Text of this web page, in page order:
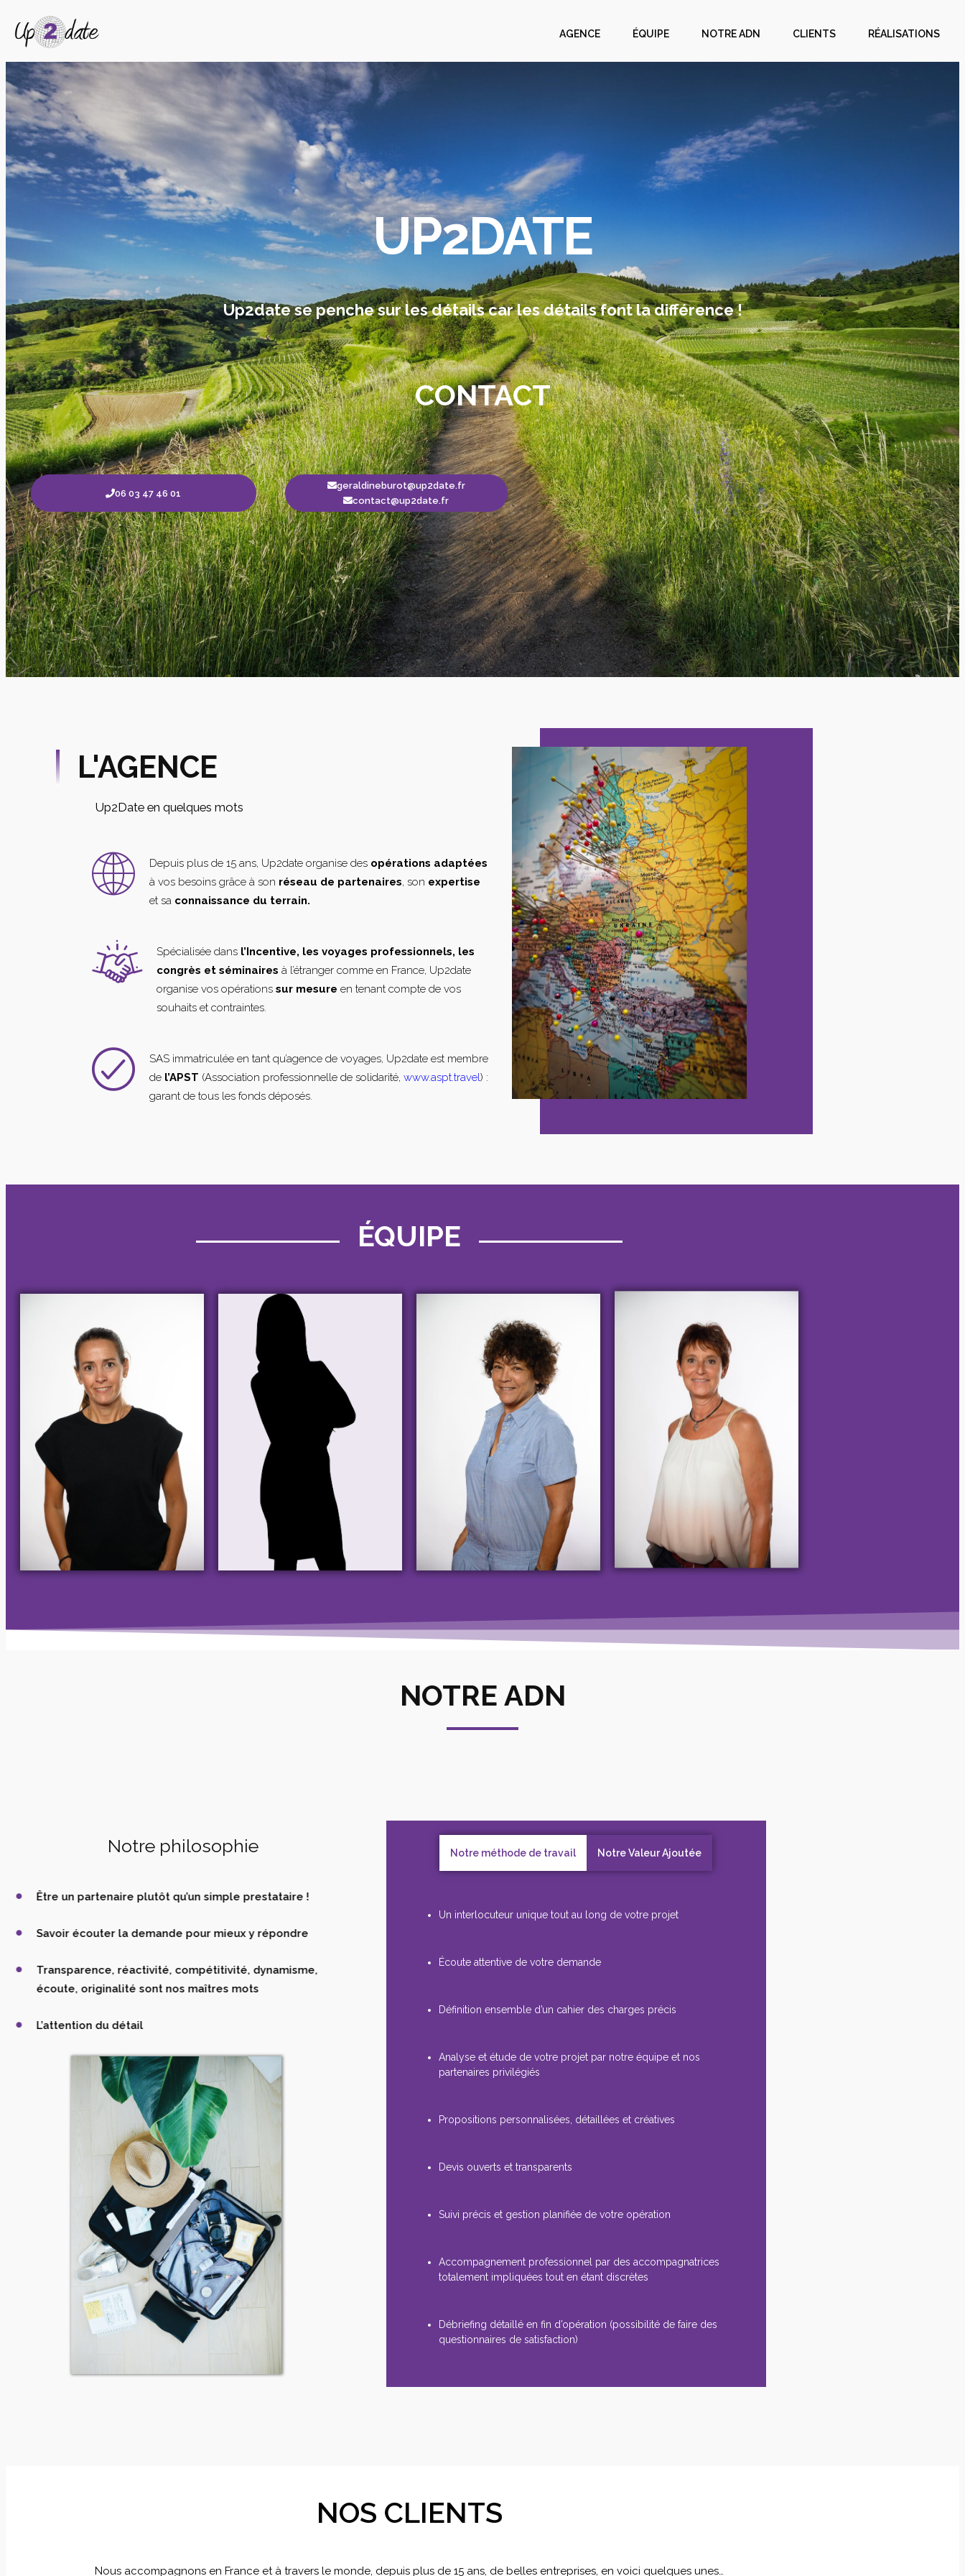
AGENCE ÉQUIPE NOTRE ADN CLIENTS RÉALISATIONS
UP2DATE
Up2date se penche sur les détails car les détails font la différence !
CONTACT
06 03 47 46 01
geraldineburot@up2date.fr
contact@up2date.fr
L'AGENCE
Up2Date en quelques mots
Depuis plus de 15 ans, Up2date organise des opérations adaptées
à vos besoins grâce à son réseau de partenaires, son expertise
et sa connaissance du terrain.
Spécialisée dans l’Incentive, les voyages professionnels, les
congrès et séminaires à l’étranger comme en France, Up2date
organise vos opérations sur mesure en tenant compte de vos
souhaits et contraintes.
SAS immatriculée en tant qu’agence de voyages, Up2date est membre
de l’APST (Association professionnelle de solidarité, www.aspt.travel) :
garant de tous les fonds déposés.
ÉQUIPE
NOTRE ADN
Notre philosophie
Être un partenaire plutôt qu’un simple prestataire !
Savoir écouter la demande pour mieux y répondre
Transparence, réactivité, compétitivité, dynamisme,
écoute, originalité sont nos maîtres mots
L’attention du détail
Notre méthode de travail Notre Valeur Ajoutée
Un interlocuteur unique tout au long de votre projet
Écoute attentive de votre demande
Définition ensemble d’un cahier des charges précis
Analyse et étude de votre projet par notre équipe et nos
partenaires privilégiés
Propositions personnalisées, détaillées et créatives
Devis ouverts et transparents
Suivi précis et gestion planifiée de votre opération
Accompagnement professionnel par des accompagnatrices
totalement impliquées tout en étant discrètes
Débriefing détaillé en fin d’opération (possibilité de faire des
questionnaires de satisfaction)
NOS CLIENTS
Nous accompagnons en France et à travers le monde, depuis plus de 15 ans, de belles entreprises, en voici quelques unes…